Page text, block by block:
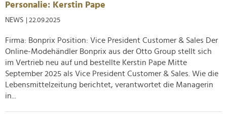
Personalie: Kerstin Pape
NEWS | 22.09.2025
Firma: Bonprix Position: Vice President Customer & Sales Der
Online-Modehändler Bonprix aus der Otto Group stellt sich
im Vertrieb neu auf und bestellte Kerstin Pape Mitte
September 2025 als Vice President Customer & Sales. Wie die
Lebensmittelzeitung berichtet, verantwortet die Managerin
in...